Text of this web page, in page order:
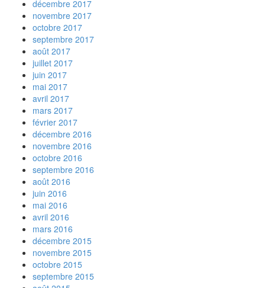
décembre 2017
novembre 2017
octobre 2017
septembre 2017
août 2017
juillet 2017
juin 2017
mai 2017
avril 2017
mars 2017
février 2017
décembre 2016
novembre 2016
octobre 2016
septembre 2016
août 2016
juin 2016
mai 2016
avril 2016
mars 2016
décembre 2015
novembre 2015
octobre 2015
septembre 2015